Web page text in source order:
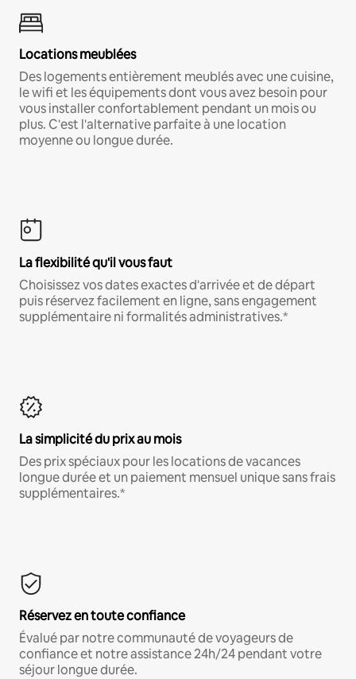
Locations meublées
Des logements entièrement meublés avec une cuisine,
le wifi et les équipements dont vous avez besoin pour
vous installer confortablement pendant un mois ou
plus. C'est l'alternative parfaite à une location
moyenne ou longue durée.
La flexibilité qu'il vous faut
Choisissez vos dates exactes d'arrivée et de départ
puis réservez facilement en ligne, sans engagement
supplémentaire ni formalités administratives.*
La simplicité du prix au mois
Des prix spéciaux pour les locations de vacances
longue durée et un paiement mensuel unique sans frais
supplémentaires.*
Réservez en toute confiance
Évalué par notre communauté de voyageurs de
confiance et notre assistance 24h/24 pendant votre
séjour longue durée.